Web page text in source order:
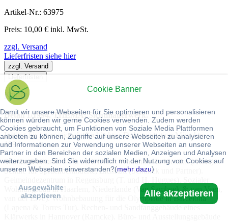
Cookie Banner
Damit wir unsere Webseiten für Sie optimieren und personalisieren
können würden wir gerne Cookies verwenden. Zudem werden
Cookies gebraucht, um Funktionen von Soziale Media Plattformen
anbieten zu können, Zugriffe auf unsere Webseiten zu analysieren
und Informationen zur Verwendung unserer Webseiten an unsere
Partner in den Bereichen der sozialen Medien, Anzeigen und Analysen
weiterzugeben. Sind Sie widerruflich mit der Nutzung von Cookies auf
unseren Webseiten einverstanden?(mehr dazu)
Alle akzeptieren
Ausgewählte
akzeptieren
Artikel-Nr.: 63975
Preis: 10,00 € inkl. MwSt.
zzgl. Versand
Lieferfristen siehe hier
zzgl. Versand
Lieferfristen
Kaufen
Detail 1/1994. THEMA: Sichtmauerwerk.
Institut für internationale Architektur-Dokumentation München.
1994
Standardeinband. 94 S. : INHALT: Wohnhaus in Mexiko (Albin).
Schule für Sprachbehinderte, Eichstätt (Schunck und Partner).
Wohnungsbau in Haarlem, Niederlande (Van Sambeek & van Veen,
van der Erve). Wohnbebauung für die Olympiade in Barcelona